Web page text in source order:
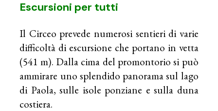
Escursioni per tutti
Il Circeo prevede numerosi sentieri di varie
difficoltà di escursione che portano in vetta
(541 m). Dalla cima del promontorio si può
ammirare uno splendido panorama sul lago
di Paola, sulle isole ponziane e sulla duna
costiera.